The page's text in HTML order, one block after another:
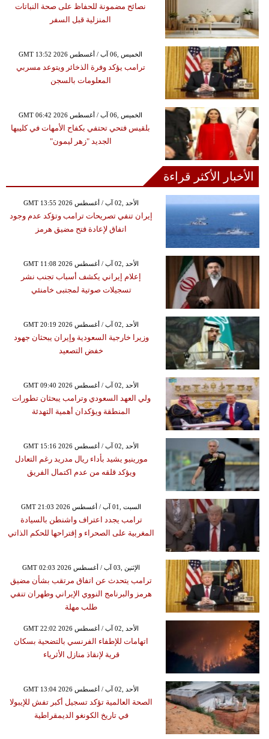
نصائح مضمونة للحفاظ على صحة النباتات
المنزلية قبل السفر
GMT 13:52 2026 الخميس ,06 آب / أغسطس
ترامب يؤكد وفرة الذخائر ويتوعد مسربي
المعلومات بالسجن
GMT 06:42 2026 الخميس ,06 آب / أغسطس
بلقيس فتحي تحتفي بكفاح الأمهات في كليبها
الجديد "زهر ليمون"
الأخبار الأكثر قراءة
GMT 13:55 2026 الأحد ,02 آب / أغسطس
إيران تنفي تصريحات ترامب وتؤكد عدم وجود
اتفاق لإعادة فتح مضيق هرمز
GMT 11:08 2026 الأحد ,02 آب / أغسطس
إعلام إيراني يكشف أسباب تجنب نشر
تسجيلات صوتية لمجتبى خامنئي
GMT 20:19 2026 الأحد ,02 آب / أغسطس
وزيرا خارجية السعودية وإيران يبحثان جهود
خفض التصعيد
GMT 09:40 2026 الأحد ,02 آب / أغسطس
ولي العهد السعودي وترامب يبحثان تطورات
المنطقة ويؤكدان أهمية التهدئة
GMT 15:16 2026 الأحد ,02 آب / أغسطس
مورينيو يشيد بأداء ريال مدريد رغم التعادل
ويؤكد قلقه من عدم اكتمال الفريق
GMT 21:03 2026 السبت ,01 آب / أغسطس
ترامب يجدد اعتراف واشنطن بالسيادة
المغربية على الصحراء و إقتراحها للحكم الذاتي
GMT 02:03 2026 الإثنين ,03 آب / أغسطس
ترامب يتحدث عن اتفاق مرتقب بشأن مضيق
هرمز والبرنامج النووي الإيراني وطهران تنفي
طلب مهلة
GMT 22:02 2026 الأحد ,02 آب / أغسطس
اتهامات للإطفاء الفرنسي بالتضحية بسكان
قرية لإنقاذ منازل الأثرياء
GMT 13:04 2026 الأحد ,02 آب / أغسطس
الصحة العالمية تؤكد تسجيل أكبر تفش للإيبولا
في تاريخ الكونغو الديمقراطية